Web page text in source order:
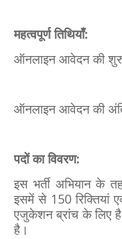
महत्वपूर्ण तिथियाँ:
ऑनलाइन आवेदन की
ऑनलाइन आवेदन की
पदों का विवरण:
इस भर्ती अभियान के
इसमें से 150 रिक्तियां
एजुकेशन ब्रांच के लिए है
है।